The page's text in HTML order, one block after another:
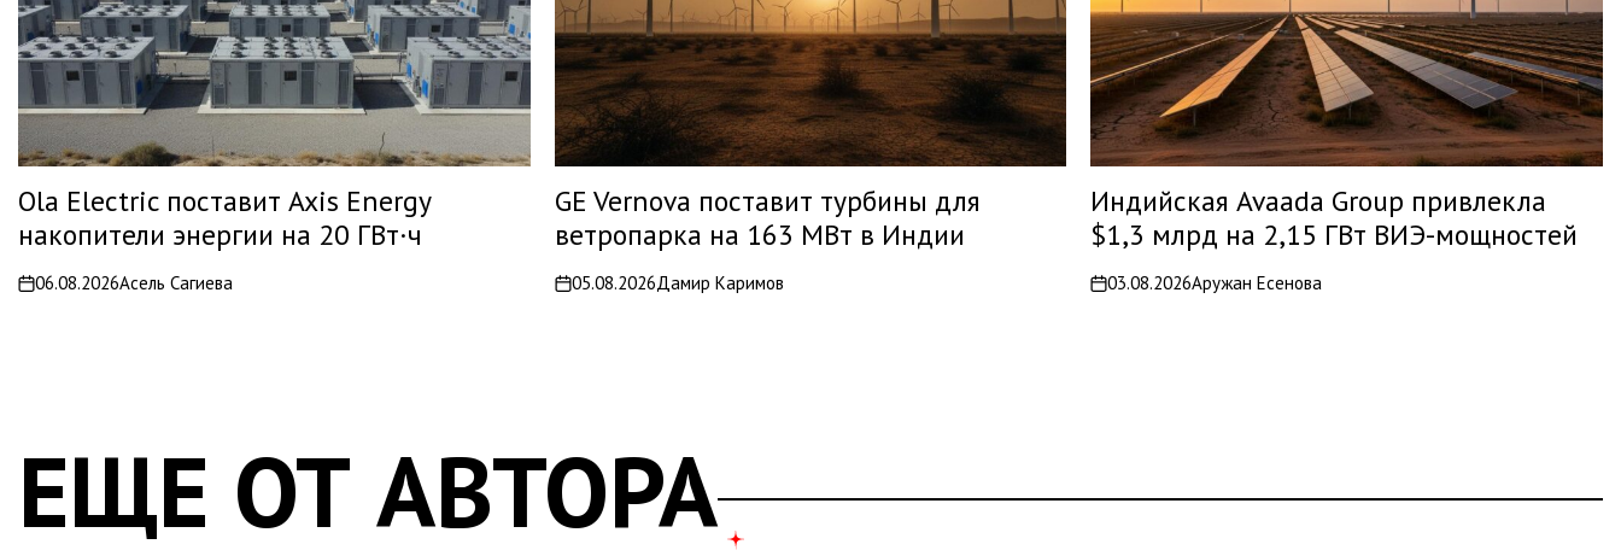
Ola Electric поставит Axis Energy
накопители энергии на 20 ГВт·ч
on06.08.2026Асель Сагиева
GE Vernova поставит турбины для
ветропарка на 163 МВт в Индии
on05.08.2026Дамир Каримов
Индийская Avaada Group привлекла
$1,3 млрд на 2,15 ГВт ВИЭ-мощностей
on03.08.2026Аружан Есенова
ЕЩЕ ОТ АВТОРА